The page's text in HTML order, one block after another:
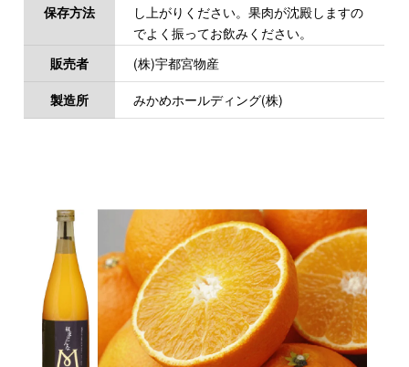
保存方法
し上がりください。果肉が沈殿しますの
でよく振ってお飲みください。
販売者
(株)宇都宮物産
製造所
みかめホールディング(株)